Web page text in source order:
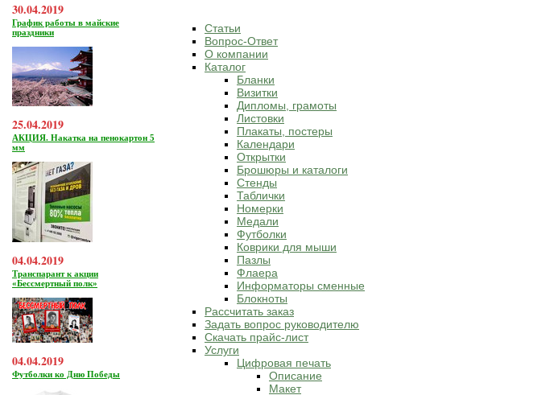
30.04.2019
График работы в майские
праздники
25.04.2019
АКЦИЯ. Накатка на пенокартон 5
мм
04.04.2019
Транспарант к акции
«Бессмертный полк»
04.04.2019
Футболки ко Дню Победы
Статьи
Вопрос-Ответ
О компании
Каталог
Бланки
Визитки
Дипломы, грамоты
Листовки
Плакаты, постеры
Календари
Открытки
Брошюры и каталоги
Стенды
Таблички
Номерки
Медали
Футболки
Коврики для мыши
Пазлы
Флаера
Информаторы сменные
Блокноты
Рассчитать заказ
Задать вопрос руководителю
Скачать прайс-лист
Услуги
Цифровая печать
Описание
Макет